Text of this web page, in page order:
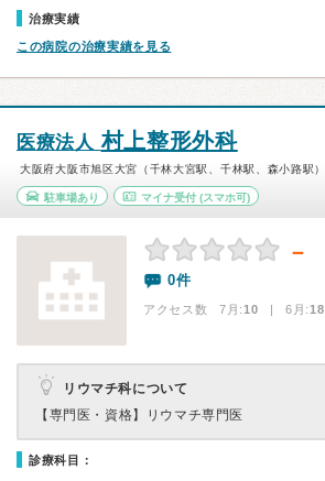
治療実績
この病院の治療実績を見る
医療法人村上整形外科
大阪府大阪市旭区大宮（千林大宮駅、千林駅、森小路駅）
駐車場あり マイナ受付(スマホ可)
－
0件
アクセス数 7月:10 | 6月:18
リウマチ科について
【専門医・資格】
リウマチ専門医
診療科目：